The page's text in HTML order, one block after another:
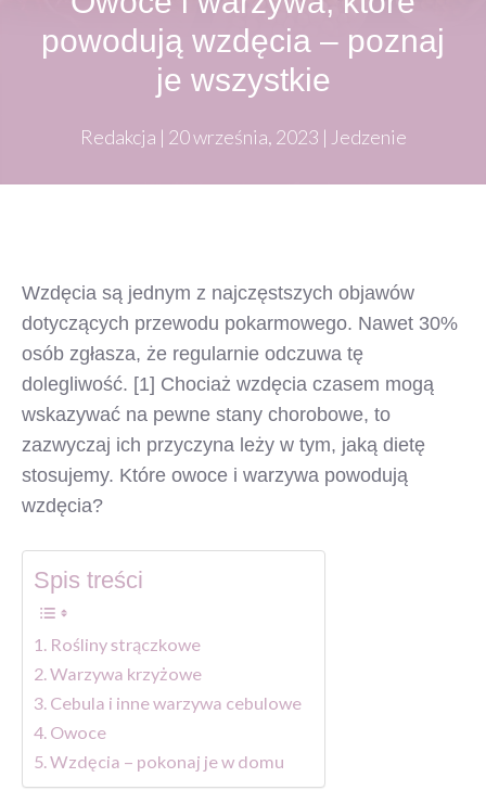
powodują wzdęcia – poznaj
je wszystkie
Redakcja | 20 września, 2023 | Jedzenie
Wzdęcia są jednym z najczęstszych objawów
dotyczących przewodu pokarmowego. Nawet 30%
osób zgłasza, że regularnie odczuwa tę
dolegliwość. [1] Chociaż wzdęcia czasem mogą
wskazywać na pewne stany chorobowe, to
zazwyczaj ich przyczyna leży w tym, jaką dietę
stosujemy. Które owoce i warzywa powodują
wzdęcia?
Spis treści
Rośliny strączkowe
Warzywa krzyżowe
Cebula i inne warzywa cebulowe
Owoce
Wzdęcia – pokonaj je w domu